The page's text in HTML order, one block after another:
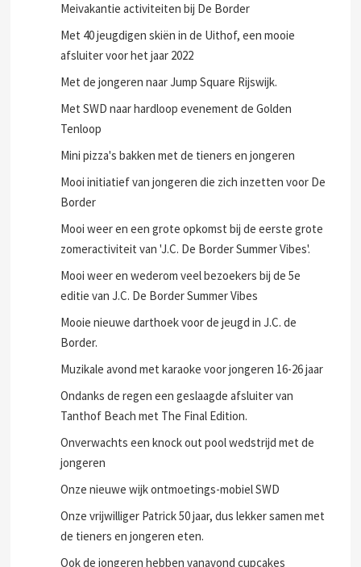
Meivakantie activiteiten bij De Border
Met 40 jeugdigen skiën in de Uithof, een mooie
afsluiter voor het jaar 2022
Met de jongeren naar Jump Square Rijswijk.
Met SWD naar hardloop evenement de Golden
Tenloop
Mini pizza's bakken met de tieners en jongeren
Mooi initiatief van jongeren die zich inzetten voor De
Border
Mooi weer en een grote opkomst bij de eerste grote
zomeractiviteit van 'J.C. De Border Summer Vibes'.
Mooi weer en wederom veel bezoekers bij de 5e
editie van J.C. De Border Summer Vibes
Mooie nieuwe darthoek voor de jeugd in J.C. de
Border.
Muzikale avond met karaoke voor jongeren 16-26 jaar
Ondanks de regen een geslaagde afsluiter van
Tanthof Beach met The Final Edition.
Onverwachts een knock out pool wedstrijd met de
jongeren
Onze nieuwe wijk ontmoetings-mobiel SWD
Onze vrijwilliger Patrick 50 jaar, dus lekker samen met
de tieners en jongeren eten.
Ook de jongeren hebben vanavond cupcakes